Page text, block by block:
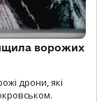
ворожих
дрони, які